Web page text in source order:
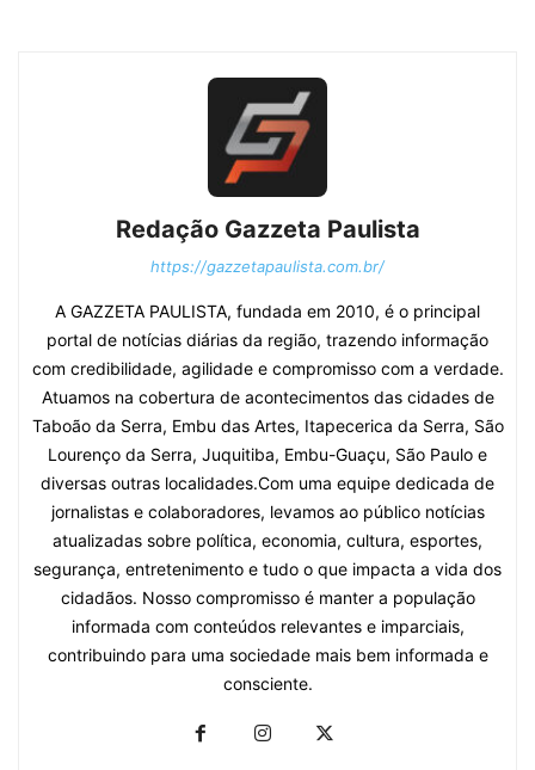
Redação Gazzeta Paulista
https://gazzetapaulista.com.br/
A GAZZETA PAULISTA, fundada em 2010, é o principal
portal de notícias diárias da região, trazendo informação
com credibilidade, agilidade e compromisso com a verdade.
Atuamos na cobertura de acontecimentos das cidades de
Taboão da Serra, Embu das Artes, Itapecerica da Serra, São
Lourenço da Serra, Juquitiba, Embu-Guaçu, São Paulo e
diversas outras localidades.Com uma equipe dedicada de
jornalistas e colaboradores, levamos ao público notícias
atualizadas sobre política, economia, cultura, esportes,
segurança, entretenimento e tudo o que impacta a vida dos
cidadãos. Nosso compromisso é manter a população
informada com conteúdos relevantes e imparciais,
contribuindo para uma sociedade mais bem informada e
consciente.